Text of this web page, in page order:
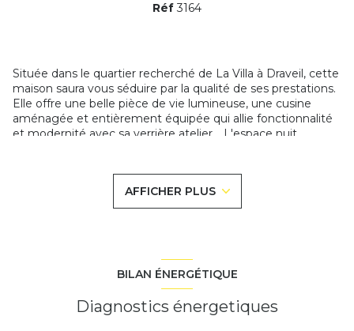
Réf3164
Située dans le quartier recherché de La Villa à Draveil, cette
maison saura vous séduire par la qualité de ses prestations.
Elle offre une belle pièce de vie lumineuse, une cusine
aménagée et entièrement équipée qui allie fonctionnalité
et modernité avec sa verrière atelier .. L'espace nuit
le jardin offre un cadre verdoyant avec une terrasse pour les
moments entre amis ou en famille. Au fond de la parcelle,
une grande dépendance à aménager de plus de 30m²
Une maison soignée, prête à acceuillir ses nouveaux
propriétaires, dans une cadre calme et recherché. A
découvrir rapidement.
Ce bien est proposé par Mme Maud SACHOT agent
AFFICHER PLUS
BILAN ÉNERGÉTIQUE
Diagnostics énergetiques